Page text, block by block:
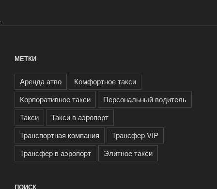
.
МЕТКИ
Аренда атво
Комфортное такси
Корпоративное такси
Персональный водитель
Такси
Такси в аэропорт
Транспортная компания
Трансфер VIP
Трансфер в аэропорт
Элитное такси
ПОИСК